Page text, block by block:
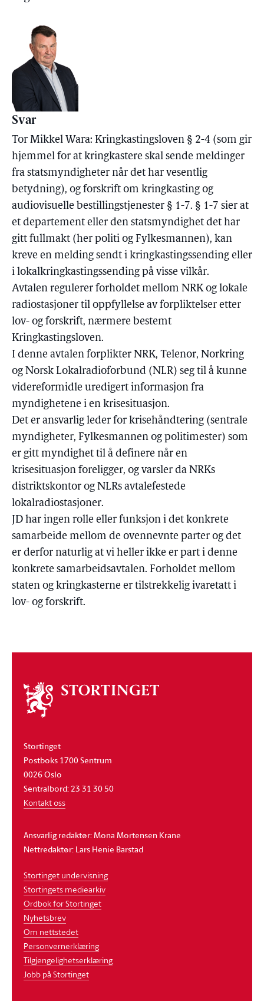
Svar
Tor Mikkel Wara: Kringkastingsloven § 2-4 (som gir
hjemmel for at kringkastere skal sende meldinger
fra statsmyndigheter når det har vesentlig
betydning), og forskrift om kringkasting og
audiovisuelle bestillingstjenester § 1-7. § 1-7 sier at
et departement eller den statsmyndighet det har
gitt fullmakt (her politi og Fylkesmannen), kan
kreve en melding sendt i kringkastingssending eller
i lokalkringkastingssending på visse vilkår.
Avtalen regulerer forholdet mellom NRK og lokale
radiostasjoner til oppfyllelse av forpliktelser etter
lov- og forskrift, nærmere bestemt
Kringkastingsloven.
I denne avtalen forplikter NRK, Telenor, Norkring
og Norsk Lokalradioforbund (NLR) seg til å kunne
videreformidle uredigert informasjon fra
myndighetene i en krisesituasjon.
Det er ansvarlig leder for krisehåndtering (sentrale
myndigheter, Fylkesmannen og politimester) som
er gitt myndighet til å definere når en
krisesituasjon foreligger, og varsler da NRKs
distriktskontor og NLRs avtalefestede
lokalradiostasjoner.
JD har ingen rolle eller funksjon i det konkrete
samarbeide mellom de ovennevnte parter og det
er derfor naturlig at vi heller ikke er part i denne
konkrete samarbeidsavtalen. Forholdet mellom
staten og kringkasterne er tilstrekkelig ivaretatt i
lov- og forskrift.
Om
stortinget
Stortinget
Postboks 1700 Sentrum
0026 Oslo
Sentralbord: 23 31 30 50
Kontakt oss
Ansvarlig redaktør: Mona Mortensen Krane
Nettredaktør: Lars Henie Barstad
Stortinget undervisning
Stortingets mediearkiv
Ordbok for Stortinget
Nyhetsbrev
Om nettstedet
Personvernerklæring
Tilgjengelighetserklæring
Jobb på Stortinget